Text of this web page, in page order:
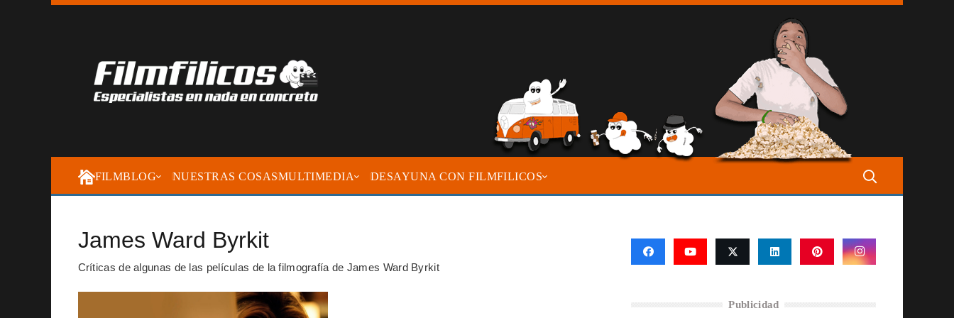
FILMBLOG NUESTRAS COSASMULTIMEDIA DESAYUNA CON FILMFILICOS
James Ward Byrkit
Críticas de algunas de las películas de la filmografía de James Ward Byrkit
Publicidad